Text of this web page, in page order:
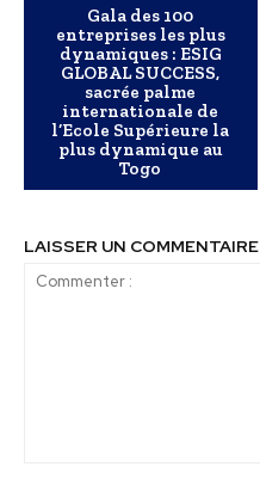
Gala des 100
entreprises les plus
dynamiques : ESIG
GLOBAL SUCCESS,
sacrée palme
internationale de
l’Ecole Supérieure la
plus dynamique au
Togo
LAISSER UN COMMENTAIRE